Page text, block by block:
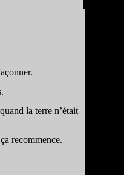
la terre n’était
recommence.